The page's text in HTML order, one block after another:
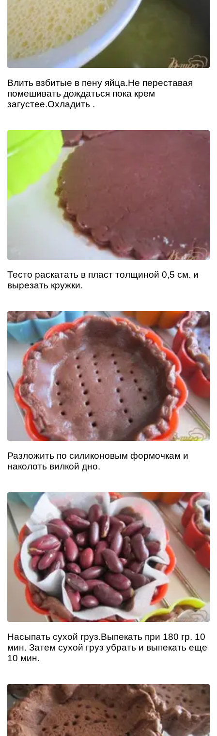
Влить взбитые в пену яйца.Не переставая
помешивать дождаться пока крем
загустее.Охладить .
Тесто раскатать в пласт толщиной 0,5 см. и
вырезать кружки.
Разложить по силиконовым формочкам и
наколоть вилкой дно.
Насыпать сухой груз.Выпекать при 180 гр. 10
мин. Затем сухой груз убрать и выпекать еще
10 мин.